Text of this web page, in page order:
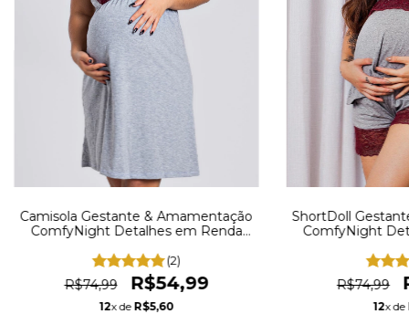
Camisola Gestante & Amamentação
ComfyNight Detalhes em Renda
(2)
R$74,99 R$54,99
12x de R$5,60
ShortDoll
ComfyNight
R$74,99
12x de